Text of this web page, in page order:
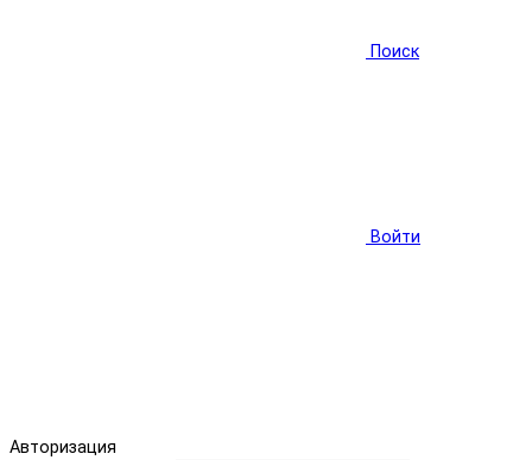
Поиск
Войти
Авторизация